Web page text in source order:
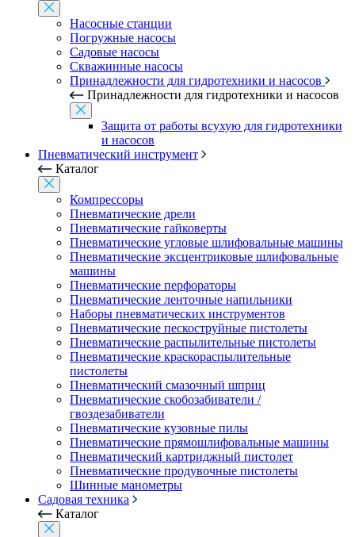
Насосные станции
Погружные насосы
Садовые насосы
Скважинные насосы
Принадлежности для гидротехники и насосов
Принадлежности для гидротехники и насосов
Защита от работы всухую для гидротехники
и насосов
Пневматический инструмент
Каталог
Компрессоры
Пневматические дрели
Пневматические гайковерты
Пневматические угловые шлифовальные машины
Пневматические эксцентриковые шлифовальные
машины
Пневматические перфораторы
Пневматические ленточные напильники
Наборы пневматических инструментов
Пневматические пескоструйные пистолеты
Пневматические распылительные пистолеты
Пневматические краскораспылительные
пистолеты
Пневматический смазочный шприц
Пневматические скобозабиватели /
гвоздезабиватели
Пневматические кузовные пилы
Пневматические прямошлифовальные машины
Пневматический картриджный пистолет
Пневматические продувочные пистолеты
Шинные манометры
Садовая техника
Каталог